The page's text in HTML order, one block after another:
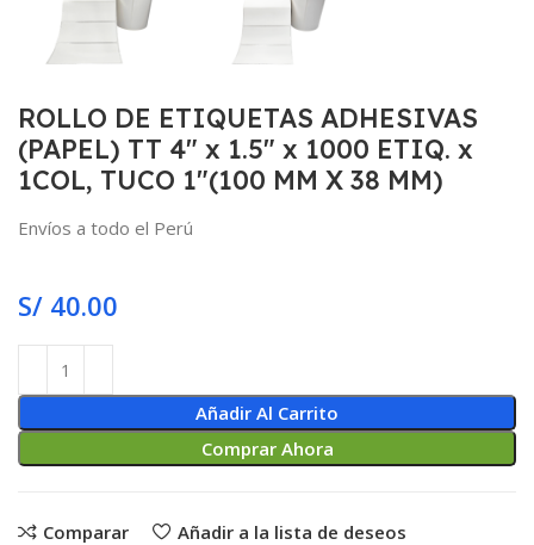
ROLLO DE ETIQUETAS ADHESIVAS
(PAPEL) TT 4″ x 1.5″ x 1000 ETIQ. x
1COL, TUCO 1″(100 MM X 38 MM)
Envíos a todo el Perú
S/ 40.00
Añadir Al Carrito
Comprar Ahora
Comparar Añadir a la lista de deseos